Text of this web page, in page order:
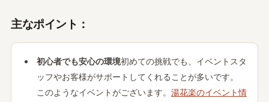
主なポイント：
初心者でも安心の環境初めての挑戦でも、イベントスタ
ッフやお客様がサポートしてくれることが多いです。
このようなイベントがございます。 湯花楽のイベント情